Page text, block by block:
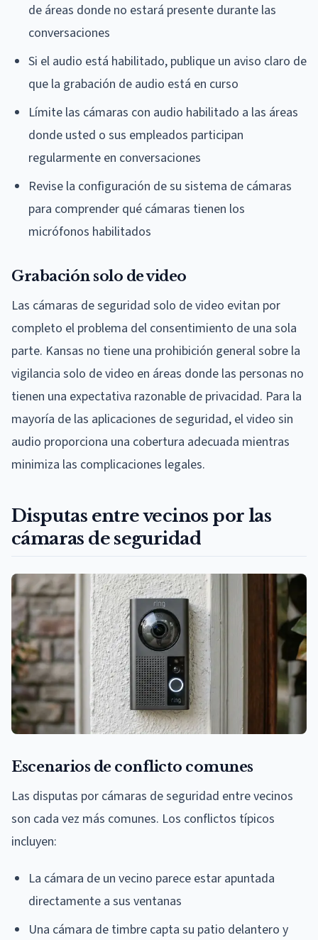
de áreas donde no estará presente durante las
conversaciones
Si el audio está habilitado, publique un aviso claro de
que la grabación de audio está en curso
Límite las cámaras con audio habilitado a las áreas
donde usted o sus empleados participan
regularmente en conversaciones
Revise la configuración de su sistema de cámaras
para comprender qué cámaras tienen los
micrófonos habilitados
Grabación solo de video
Las cámaras de seguridad solo de video evitan por
completo el problema del consentimiento de una sola
parte. Kansas no tiene una prohibición general sobre la
vigilancia solo de video en áreas donde las personas no
tienen una expectativa razonable de privacidad. Para la
mayoría de las aplicaciones de seguridad, el video sin
audio proporciona una cobertura adecuada mientras
minimiza las complicaciones legales.
Disputas entre vecinos por las
cámaras de seguridad
Escenarios de conflicto comunes
Las disputas por cámaras de seguridad entre vecinos
son cada vez más comunes. Los conflictos típicos
incluyen:
La cámara de un vecino parece estar apuntada
directamente a sus ventanas
Una cámara de timbre capta su patio delantero y